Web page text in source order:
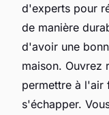
d'experts pour
de manière
d'avoir une
maison. Ouvrez
permettre à l'air
s'échapper.